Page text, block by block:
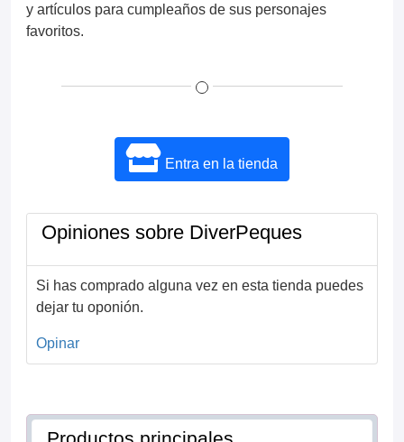
y artículos para cumpleaños de sus personajes
favoritos.
Entra en la tienda
Opiniones sobre DiverPeques
Si has comprado alguna vez en esta tienda puedes
dejar tu oponión.
Opinar
Productos principales